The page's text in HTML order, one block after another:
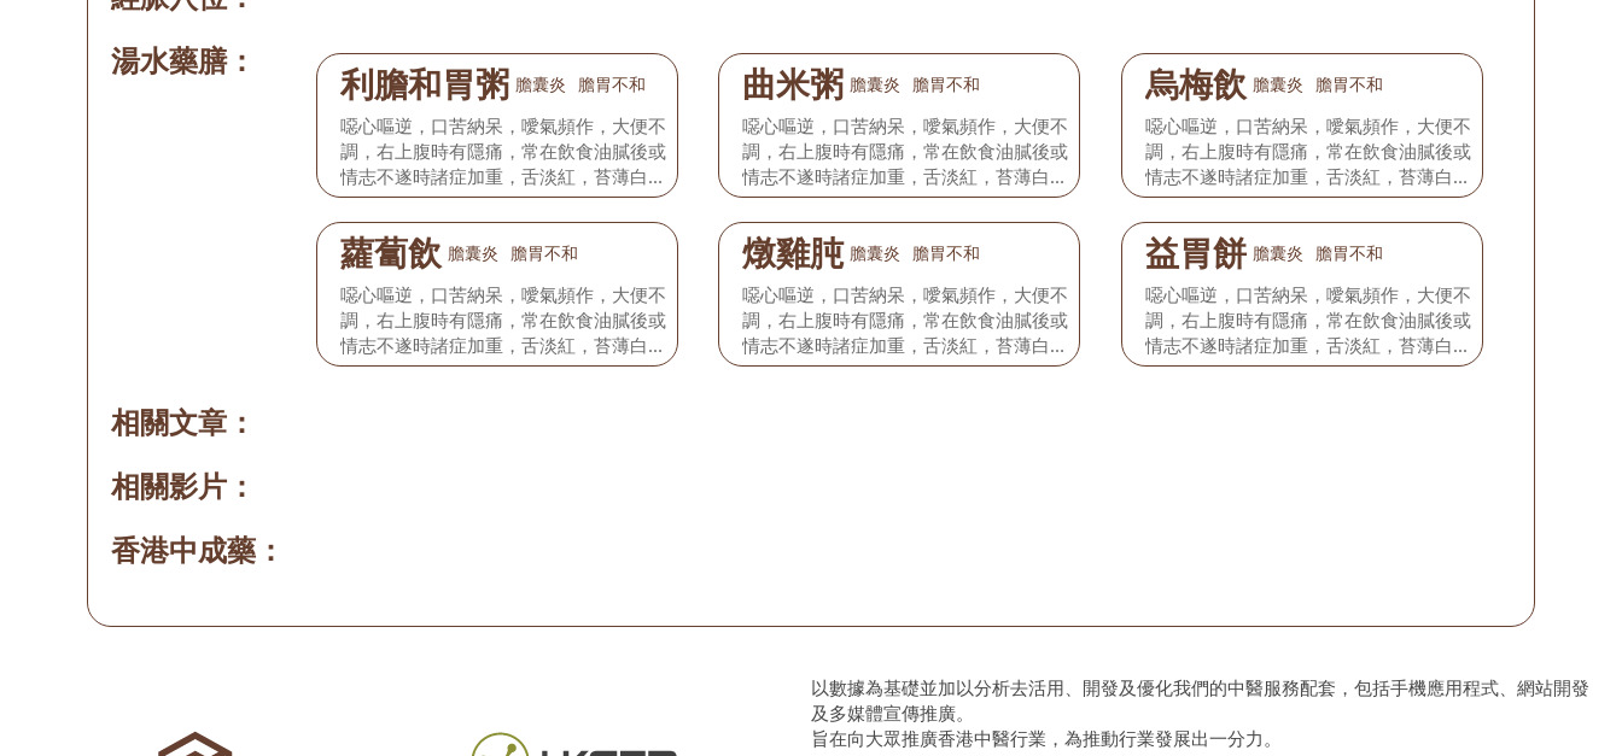
湯水藥膳：
利膽和胃粥 膽囊炎 膽胃不和
噁心嘔逆，口苦納呆，噯氣頻作，大便不
調，右上腹時有隱痛，常在飲食油膩後或
情志不遂時諸症加重，舌淡紅，苔薄白，
脈弦細。
曲米粥 膽囊炎 膽胃不和
噁心嘔逆，口苦納呆，噯氣頻作，大便不
調，右上腹時有隱痛，常在飲食油膩後或
情志不遂時諸症加重，舌淡紅，苔薄白，
脈弦細。
烏梅飲 膽囊炎 膽胃不和
噁心嘔逆，口苦納呆，噯氣頻作，大便不
調，右上腹時有隱痛，常在飲食油膩後或
情志不遂時諸症加重，舌淡紅，苔薄白，
脈弦細。
蘿蔔飲 膽囊炎 膽胃不和
噁心嘔逆，口苦納呆，噯氣頻作，大便不
調，右上腹時有隱痛，常在飲食油膩後或
情志不遂時諸症加重，舌淡紅，苔薄白，
脈弦細。
燉雞肫 膽囊炎 膽胃不和
噁心嘔逆，口苦納呆，噯氣頻作，大便不
調，右上腹時有隱痛，常在飲食油膩後或
情志不遂時諸症加重，舌淡紅，苔薄白，
脈弦細。
益胃餅 膽囊炎 膽胃不和
噁心嘔逆，口苦納呆，噯氣頻作，大便不
調，右上腹時有隱痛，常在飲食油膩後或
情志不遂時諸症加重，舌淡紅，苔薄白，
脈弦細。
相關文章：
相關影片：
香港中成藥：
以數據為基礎並加以分析去活用、開發及優化我們的中醫服務配套，包括手機應用程式、網站開發
及多媒體宣傳推廣。
旨在向大眾推廣香港中醫行業，為推動行業發展出一分力。